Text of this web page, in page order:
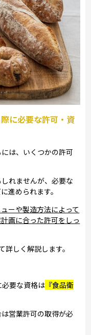
に必要な許可・資
は、いくつかの許可
れませんが、必要な
進められます。
ーや製造方法によって
画に合った許可をしっ
しく解説します。
要な資格は 『食品衛
営業許可の取得が必